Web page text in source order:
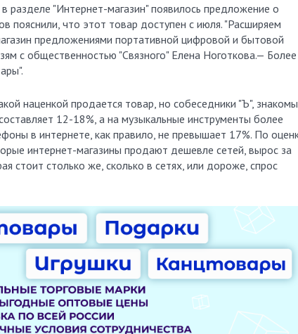
разделе "Интернет-магазин" появилось предложение о
пояснили, что этот товар доступен с июля. "Расширяем
предложениями портативной цифровой и бытовой
с общественностью "Связного" Елена Ноготкова.— Более
наценкой продается товар, но собеседники "Ъ",
12-18%, а на музыкальные инструменты более
в интернете, как правило, не превышает 17%. По
интернет-магазины продают дешевле сетей, вырос за
стоит столько же, сколько в сетях, или дороже, спрос